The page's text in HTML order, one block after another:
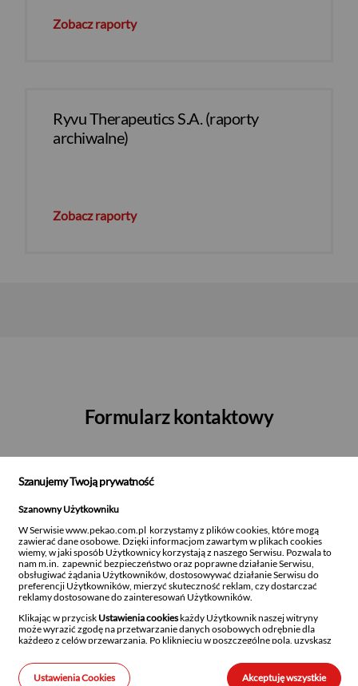
Zobacz raporty
Ryvu Therapeutics S.A. (raporty
archiwalne)
Zobacz raporty
Formularz kontaktowy
Nazwisko*
Telefon*
Szanujemy Twoją prywatność
Szanowny Użytkowniku
W Serwisie www.pekao.com.pl korzystamy z plików cookies, które mogą
zawierać dane osobowe. Dzięki informacjom zawartym w plikach cookies
wiemy, w jaki sposób Użytkownicy korzystają z naszego Serwisu. Pozwala to
nam m.in. zapewnić bezpieczeństwo oraz poprawne działanie Serwisu,
obsługiwać żądania Użytkowników, dostosowywać działanie Serwisu do
preferencji Użytkowników, mierzyć skuteczność reklam, czy dostarczać
reklamy dostosowane do zainteresowań Użytkowników.
Klikając w przycisk Ustawienia cookieskażdy Użytkownik naszej witryny
może wyrazić zgodę na przetwarzanie danych osobowych odrębnie dla
każdego z celów przewarzania. Po kliknięciu w poszczególne pola, uzyskasz
przetwarzania oraz stosowanych technologii.
Szanujemy również prawo każdego Użytkownika do decydowania, czy
Ustawienia Cookies Akceptuję wszystkie